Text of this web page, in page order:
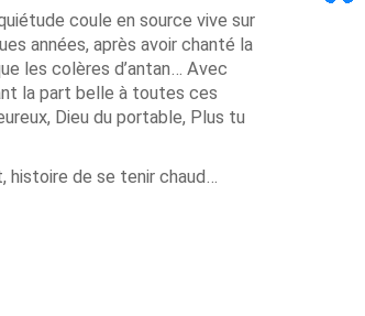
coule en source vive sur
années, après avoir chanté la
les colères d’antan… Avec
la part belle à toutes ces
Dieu du portable, Plus tu
de se tenir chaud…